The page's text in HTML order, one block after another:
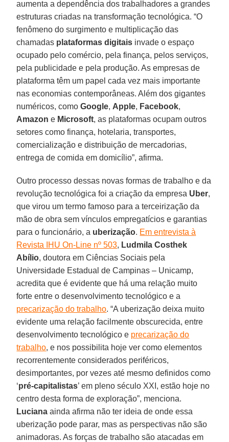
aumenta a dependência dos trabalhadores a grandes
estruturas criadas na transformação tecnológica. “O
fenômeno do surgimento e multiplicação das
chamadas plataformas digitais invade o espaço
ocupado pelo comércio, pela finança, pelos serviços,
pela publicidade e pela produção. As empresas de
plataforma têm um papel cada vez mais importante
nas economias contemporâneas. Além dos gigantes
numéricos, comoGoogle, Apple, Facebook,
Amazon e Microsoft, as plataformas ocupam outros
setores como finança, hotelaria, transportes,
comercialização e distribuição de mercadorias,
entrega de comida em domicílio”, afirma.
Outro processo dessas novas formas de trabalho e da
revolução tecnológica foi a criação da empresa Uber,
que virou um termo famoso para a terceirização da
mão de obra sem vínculos empregatícios e garantias
para o funcionário, a uberização. Em entrevista à
Revista IHU On-Line nº 503, Ludmila Costhek
Abílio, doutora em Ciências Sociais pela
Universidade Estadual de Campinas – Unicamp,
acredita que é evidente que há uma relação muito
forte entre o desenvolvimento tecnológico e a
precarização do trabalho. “A uberização deixa muito
evidente uma relação facilmente obscurecida, entre
desenvolvimento tecnológico e precarização do
trabalho, e nos possibilita hoje ver como elementos
recorrentemente considerados periféricos,
desimportantes, por vezes até mesmo definidos como
‘pré-capitalistas’ em pleno século XXI, estão hoje no
centro desta forma de exploração”, menciona.
Luciana ainda afirma não ter ideia de onde essa
uberização pode parar, mas as perspectivas não são
animadoras. As forças de trabalho são atacadas em